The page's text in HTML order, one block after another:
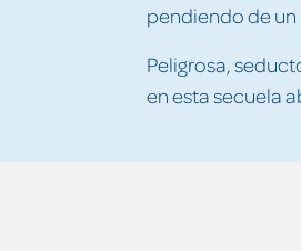
pendiendo de un
Peligrosa,
en esta secuela